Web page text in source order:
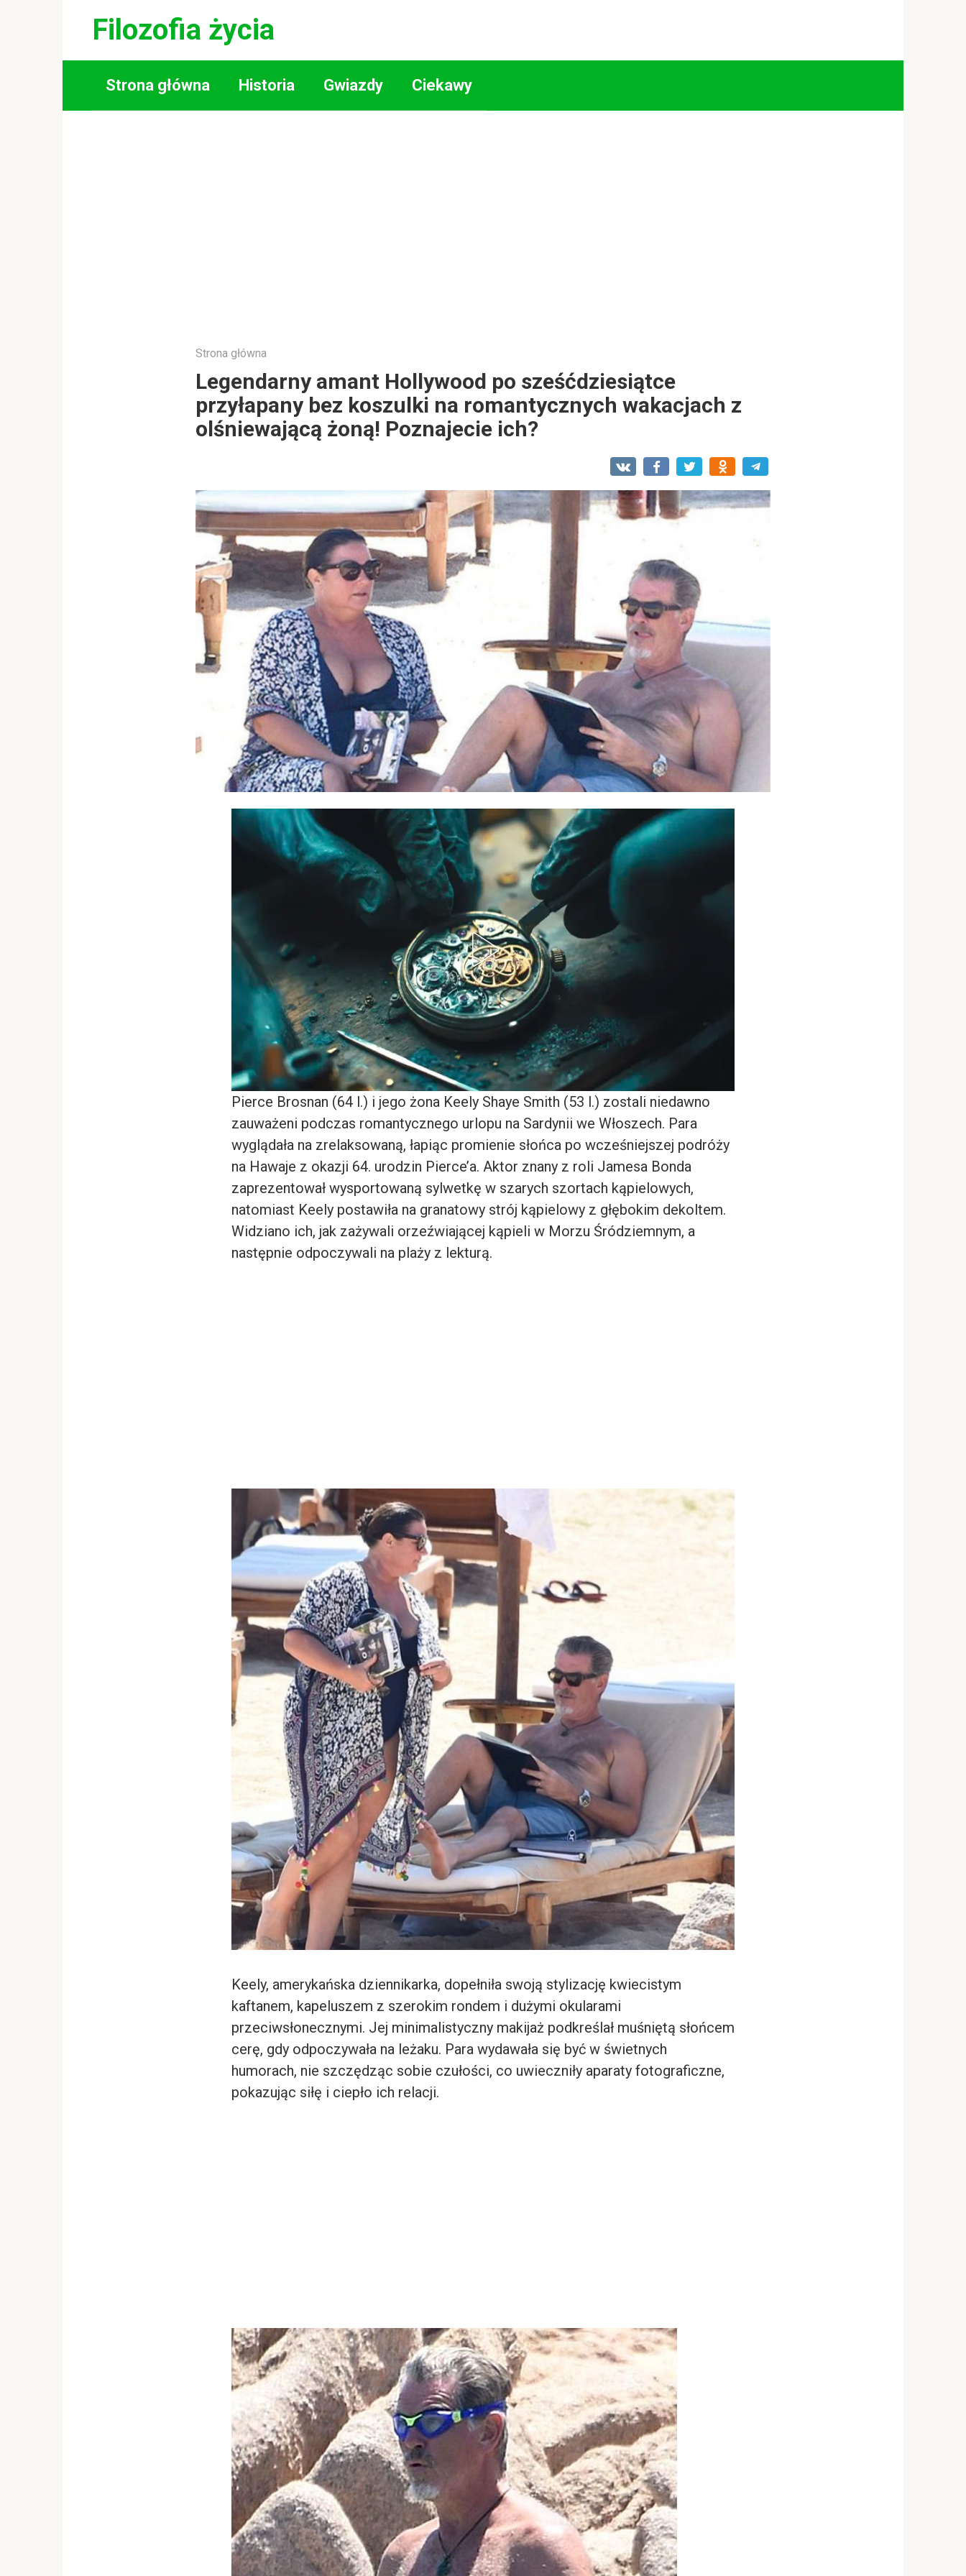
Filozofia życia
Strona główna Historia Gwiazdy Ciekawy
Strona główna
Legendarny amant Hollywood po sześćdziesiątce
przyłapany bez koszulki na romantycznych wakacjach z
olśniewającą żoną! Poznajecie ich?
Pierce Brosnan (64 l.) i jego żona Keely Shaye Smith (53 l.) zostali niedawno
zauważeni podczas romantycznego urlopu na Sardynii we Włoszech. Para
wyglądała na zrelaksowaną, łapiąc promienie słońca po wcześniejszej podróży
na Hawaje z okazji 64. urodzin Pierce’a. Aktor znany z roli Jamesa Bonda
zaprezentował wysportowaną sylwetkę w szarych szortach kąpielowych,
natomiast Keely postawiła na granatowy strój kąpielowy z głębokim dekoltem.
Widziano ich, jak zażywali orzeźwiającej kąpieli w Morzu Śródziemnym, a
następnie odpoczywali na plaży z lekturą.
Keely, amerykańska dziennikarka, dopełniła swoją stylizację kwiecistym
kaftanem, kapeluszem z szerokim rondem i dużymi okularami
przeciwsłonecznymi. Jej minimalistyczny makijaż podkreślał muśniętą słońcem
cerę, gdy odpoczywała na leżaku. Para wydawała się być w świetnych
humorach, nie szczędząc sobie czułości, co uwieczniły aparaty fotograficzne,
pokazując siłę i ciepło ich relacji.